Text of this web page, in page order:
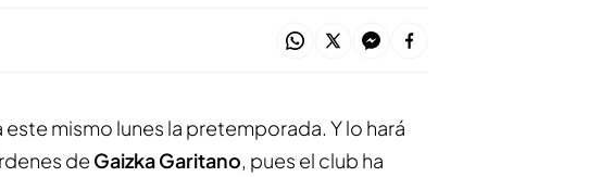
este mismo lunes la pretemporada. Y lo hará
de Gaizka Garitano, pues el club ha